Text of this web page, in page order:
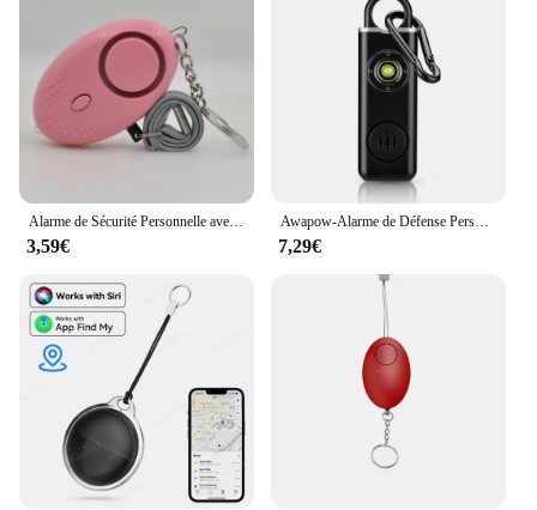
Alarme de Sécurité Personnelle avec Lumières LED pour Homme, Femme et Enfant, 130db
3,59€
Awapow-Alarme de Défense Personnelle, 130db, avec Lumière LED, Rechargeable, Clé d'Alarme de Sécurité pour Femme, Urgence, Anti-Attaque
7,29€